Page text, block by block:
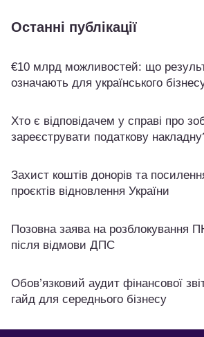
Останні публікації
€10 млрд можливостей: що
означають для українського
Хто є відповідачем у справі про
зареєструвати податкову
Захист коштів донорів та
проєктів відновлення України
Позовна заява на розблокування
після відмови ДПС
Обов’язковий аудит фінансової
гайд для середнього бізнесу